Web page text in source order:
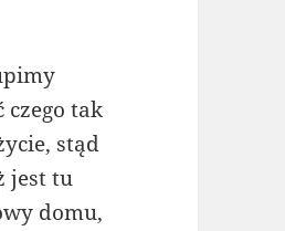
tak
stąd
jest tu
domu,